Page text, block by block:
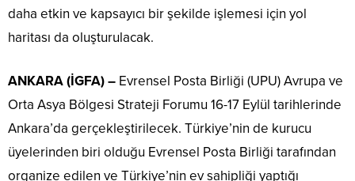
daha etkin ve kapsayıcı bir şekilde işlemesi için yol
haritası da oluşturulacak.
ANKARA (İGFA) – Evrensel Posta Birliği (UPU) Avrupa ve
Orta Asya Bölgesi Strateji Forumu 16-17 Eylül tarihlerinde
Ankara’da gerçekleştirilecek. Türkiye’nin de kurucu
üyelerinden biri olduğu Evrensel Posta Birliği tarafından
organize edilen ve Türkiye’nin ev sahipliği yaptığı